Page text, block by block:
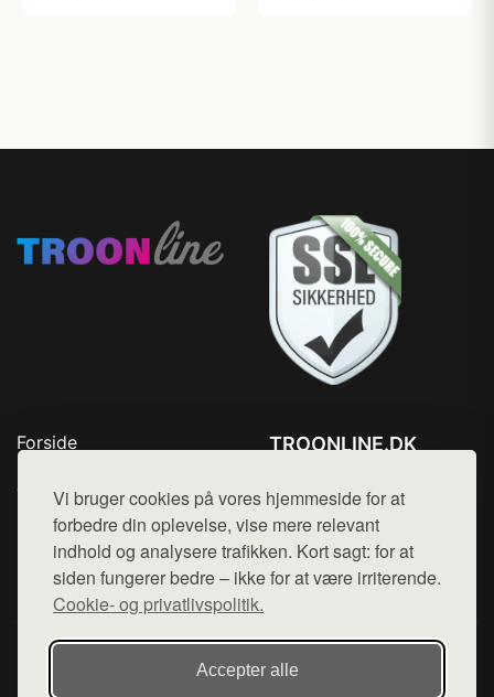
Vi bruger cookies på vores hjemmeside for at
forbedre din oplevelse, vise mere relevant
indhold og analysere trafikken. Kort sagt: for at
siden fungerer bedre – ikke for at være irriterende.
Cookie- og privatlivspolitik.
Accepter alle
Forside
Top Rabatter
Blog
Kontakt
TROONLINE.DK
Mail: hej@want.dk
Cookie- og privatlivspolitik
Denne side er en del af want.dk, der udgiver en række
hjemmesider med præsentation af forskellige produkter fra